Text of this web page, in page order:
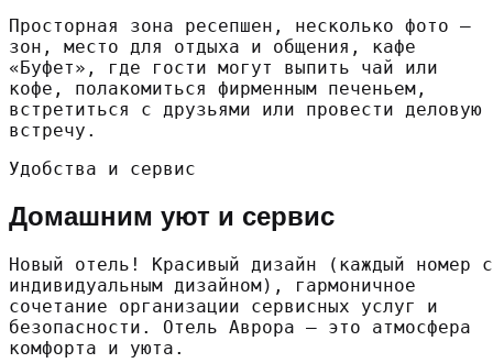
Просторная зона ресепшен, несколько фото —
зон, место для отдыха и общения, кафе
«Буфет», где гости могут выпить чай или
кофе, полакомиться фирменным печеньем,
встретиться с друзьями или провести деловую
встречу.
Удобства и сервис
Домашним уют и сервис
Новый отель! Красивый дизайн (каждый номер с
индивидуальным дизайном), гармоничное
сочетание организации сервисных услуг и
безопасности. Отель Аврора – это атмосфера
комфорта и уюта.